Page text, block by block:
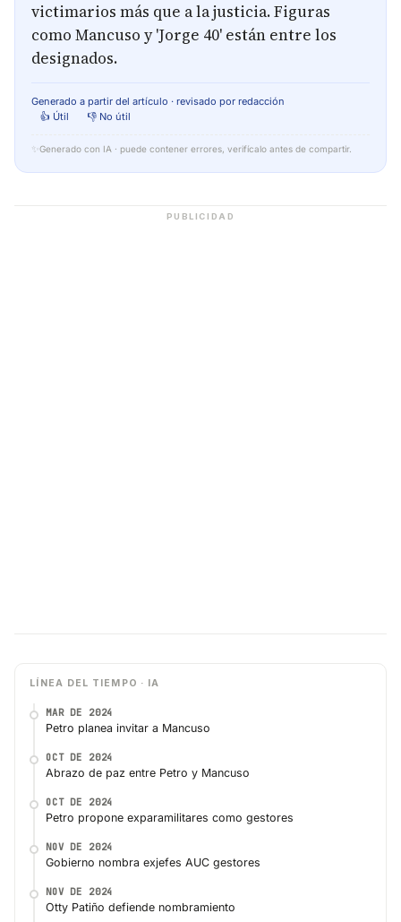
victimarios más que a la justicia. Figuras
como Mancuso y 'Jorge 40' están entre los
designados.
Generado a partir del artículo · revisado por redacción
👍 Útil
👎 No útil
✨ Generado con IA · puede contener errores, verifícalo antes de compartir.
PUBLICIDAD
LÍNEA DEL TIEMPO · IA
MAR DE 2024
Petro planea invitar a Mancuso
OCT DE 2024
Abrazo de paz entre Petro y Mancuso
OCT DE 2024
Petro propone exparamilitares como gestores
NOV DE 2024
Gobierno nombra exjefes AUC gestores
NOV DE 2024
Otty Patiño defiende nombramiento